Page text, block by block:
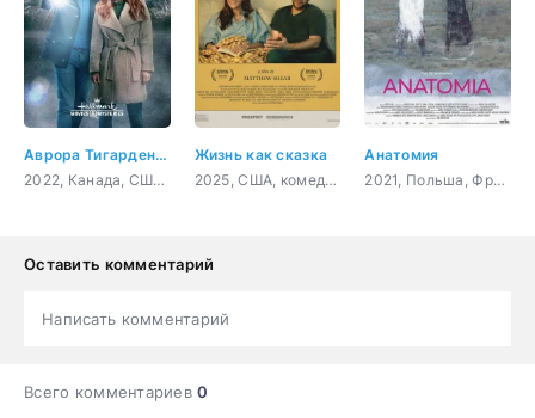
Аврора Тигарден: дом с привидением
2022, Канада, США, криминал, детектив
Жизнь как сказка
2025, США, комедия
Анатомия
2021, Польша, Франция,
Оставить комментарий
Написать комментарий
Всего комментариев0